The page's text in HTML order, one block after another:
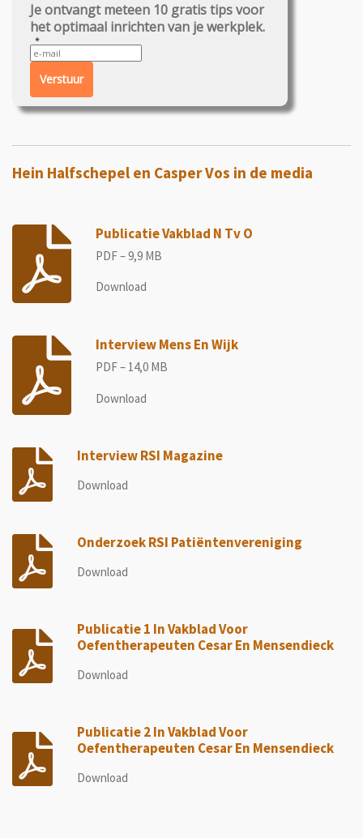
Je ontvangt meteen 10 gratis tips voor
het optimaal inrichten van je werkplek.
Verstuur
Hein Halfschepel en Casper Vos in de media
Publicatie Vakblad N Tv O
PDF – 9,9 MB
Download
Interview Mens En Wijk
PDF – 14,0 MB
Download
Interview RSI Magazine
Download
Onderzoek RSI Patiëntenvereniging
Download
Publicatie 1 In Vakblad Voor
Oefentherapeuten Cesar En Mensendieck
Download
Publicatie 2 In Vakblad Voor
Oefentherapeuten Cesar En Mensendieck
Download